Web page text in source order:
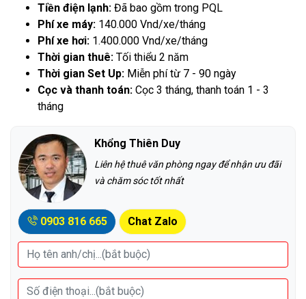
Tiền điện lạnh: Đã bao gồm trong PQL
Phí xe máy: 140.000 Vnd/xe/tháng
Phí xe hơi: 1.400.000 Vnd/xe/tháng
Thời gian thuê: Tối thiểu 2 năm
Thời gian Set Up: Miễn phí từ 7 - 90 ngày
Cọc và thanh toán: Cọc 3 tháng, thanh toán 1 - 3
tháng
Khổng Thiên Duy
Liên hệ thuê văn phòng ngay để nhận ưu đãi
và chăm sóc tốt nhất
0903 816 665 Chat Zalo